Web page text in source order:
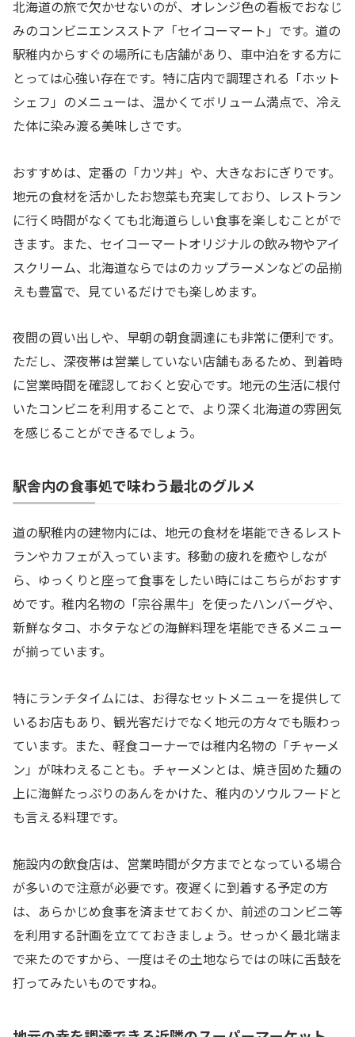
北海道の旅で欠かせないのが、オレンジ色の看板でおなじ
みのコンビニエンスストア「セイコーマート」です。道の
駅稚内からすぐの場所にも店舗があり、車中泊をする方に
とっては心強い存在です。特に店内で調理される「ホット
シェフ」のメニューは、温かくてボリューム満点で、冷え
た体に染み渡る美味しさです。
おすすめは、定番の「カツ丼」や、大きなおにぎりです。
地元の食材を活かしたお惣菜も充実しており、レストラン
に行く時間がなくても北海道らしい食事を楽しむことがで
きます。また、セイコーマートオリジナルの飲み物やアイ
スクリーム、北海道ならではのカップラーメンなどの品揃
えも豊富で、見ているだけでも楽しめます。
夜間の買い出しや、早朝の朝食調達にも非常に便利です。
ただし、深夜帯は営業していない店舗もあるため、到着時
に営業時間を確認しておくと安心です。地元の生活に根付
いたコンビニを利用することで、より深く北海道の雰囲気
を感じることができるでしょう。
駅舎内の食事処で味わう最北のグルメ
道の駅稚内の建物内には、地元の食材を堪能できるレスト
ランやカフェが入っています。移動の疲れを癒やしなが
ら、ゆっくりと座って食事をしたい時にはこちらがおすす
めです。稚内名物の「宗谷黒牛」を使ったハンバーグや、
新鮮なタコ、ホタテなどの海鮮料理を堪能できるメニュー
が揃っています。
特にランチタイムには、お得なセットメニューを提供して
いるお店もあり、観光客だけでなく地元の方々でも賑わっ
ています。また、軽食コーナーでは稚内名物の「チャーメ
ン」が味わえることも。チャーメンとは、焼き固めた麺の
上に海鮮たっぷりのあんをかけた、稚内のソウルフードと
も言える料理です。
施設内の飲食店は、営業時間が夕方までとなっている場合
が多いので注意が必要です。夜遅くに到着する予定の方
は、あらかじめ食事を済ませておくか、前述のコンビニ等
を利用する計画を立てておきましょう。せっかく最北端ま
で来たのですから、一度はその土地ならではの味に舌鼓を
打ってみたいものですね。